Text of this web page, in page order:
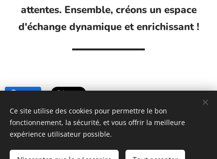
attentes. Ensemble, créons un espace
d'échange dynamique et enrichissant !
Share
https://www.lessecretsdecoco.fr
Ce site utilise des cookies pour permettre le bon
fonctionnement, la sécurité, et vous offrir la meilleure
expérience utilisateur possible.